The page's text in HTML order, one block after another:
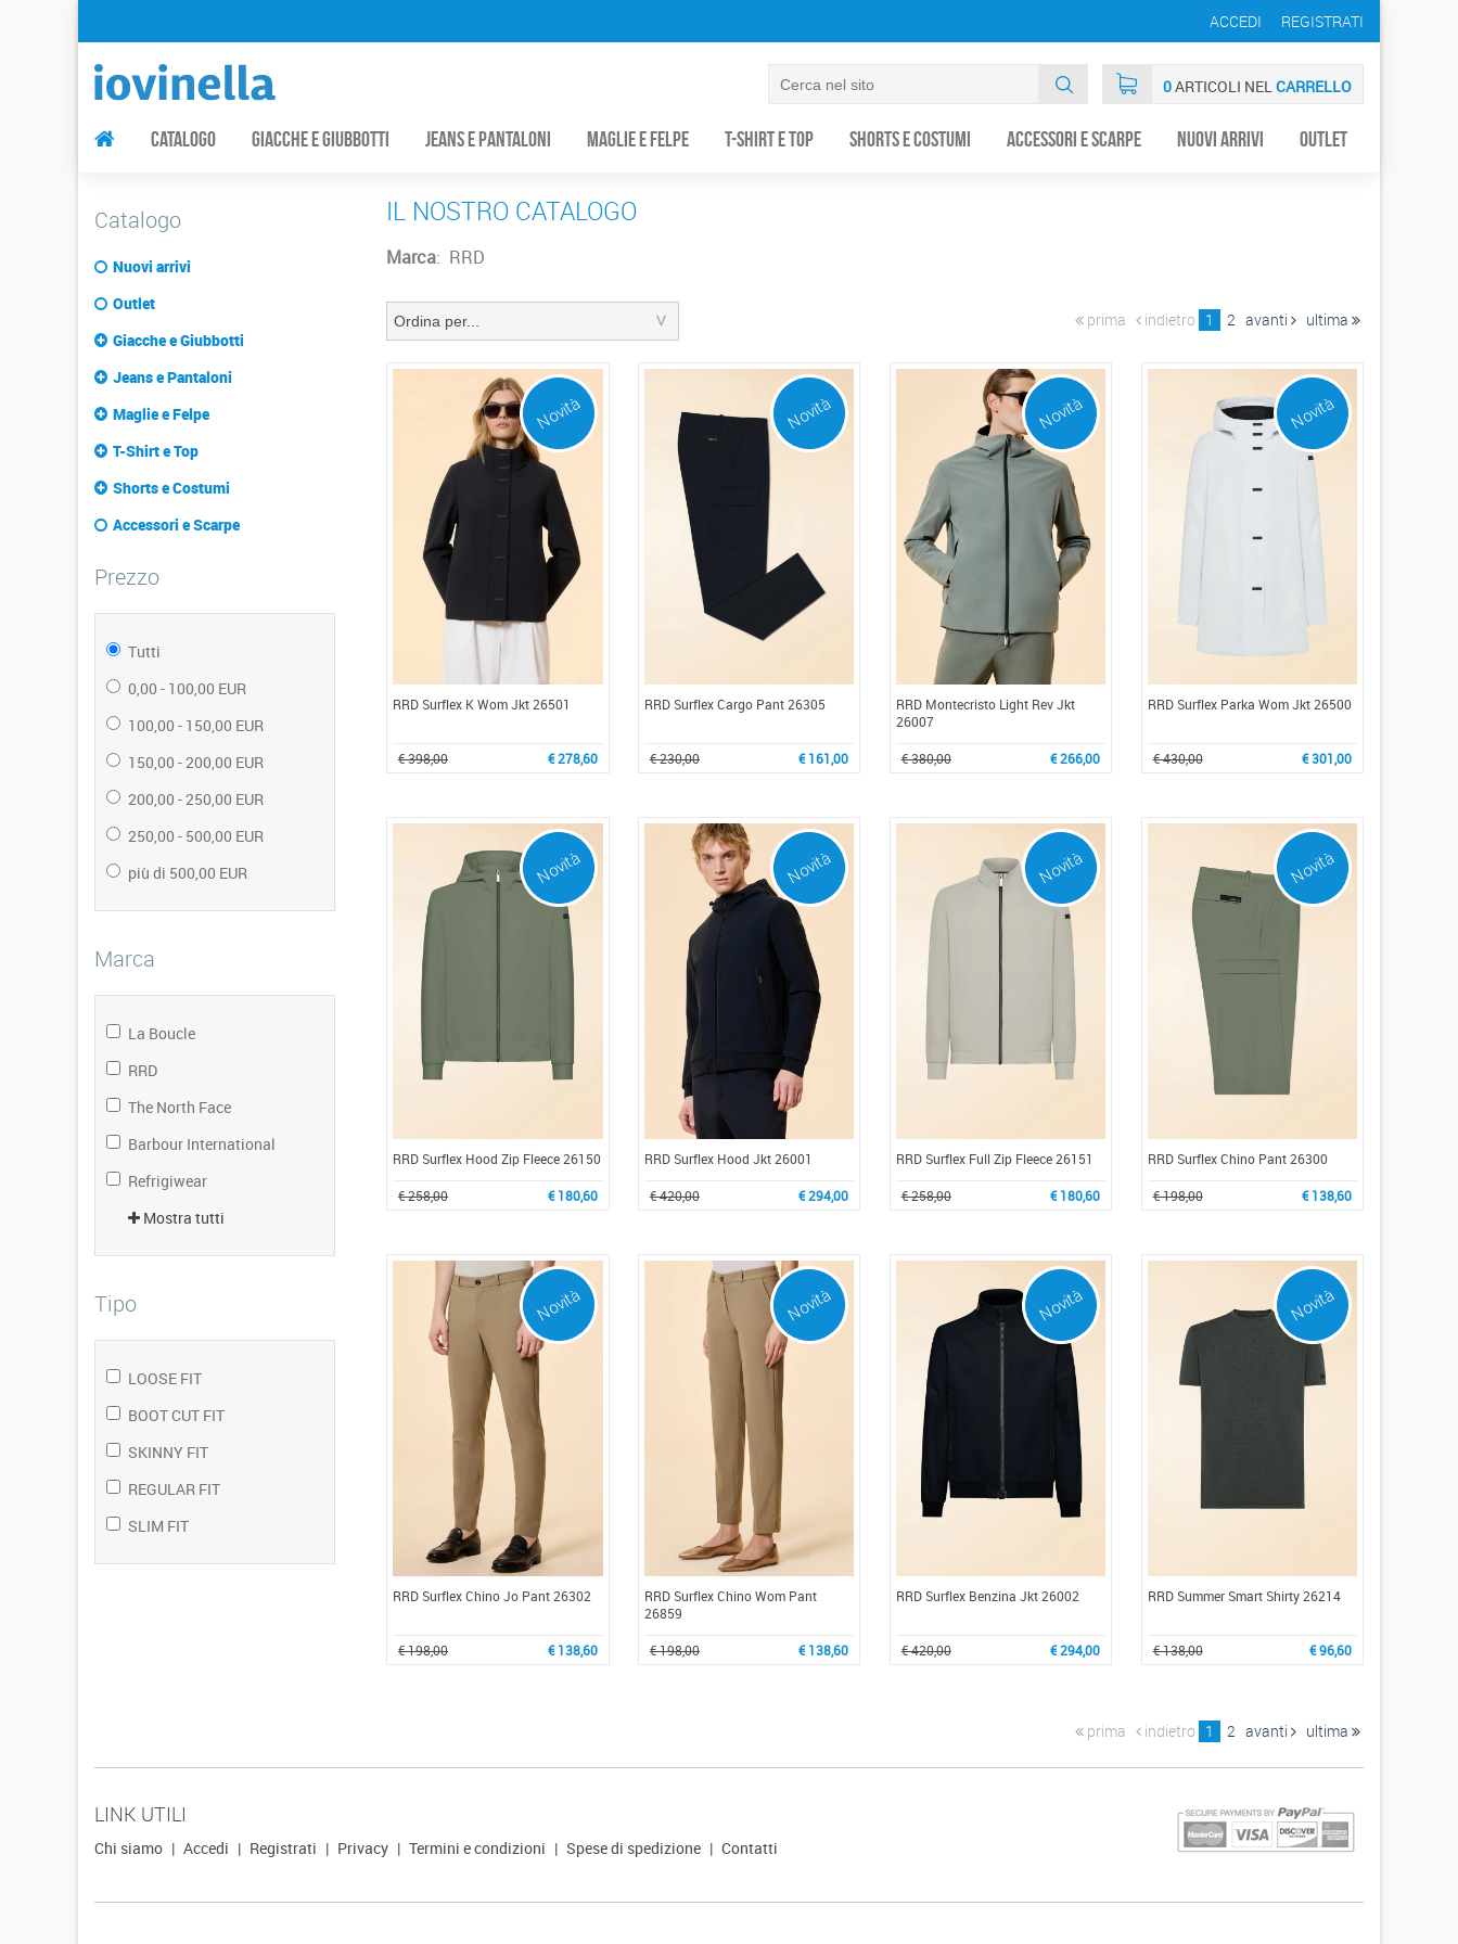
ACCEDI REGISTRATI
0ARTICOLI NELCARRELLO
catalogo Giacche e Giubbotti Jeans e Pantaloni Maglie e Felpe T-Shirt e Top Shorts e Costumi Accessori e Scarpe Nuovi arrivi Outlet
Catalogo
Nuovi arrivi
Outlet
Giacche e Giubbotti
Jeans e Pantaloni
Maglie e Felpe
T-Shirt e Top
Shorts e Costumi
Accessori e Scarpe
Prezzo
Tutti
0,00 - 100,00 EUR
100,00 - 150,00 EUR
150,00 - 200,00 EUR
200,00 - 250,00 EUR
250,00 - 500,00 EUR
più di 500,00 EUR
Marca
La Boucle
RRD
The North Face
Barbour International
Refrigiwear
Mostra tutti
Tipo
LOOSE FIT
BOOT CUT FIT
SKINNY FIT
REGULAR FIT
SLIM FIT
IL NOSTRO CATALOGO
Marca: RRD
prima indietro 1 2 avanti ultima
Novità
RRD Surflex K Wom Jkt 26501
€ 398,00 € 278,60
Novità
RRD Surflex Cargo Pant 26305
€ 230,00 € 161,00
Novità
RRD Montecristo Light Rev Jkt
26007
€ 380,00 € 266,00
Novità
RRD Surflex Parka Wom Jkt 26500
€ 430,00 € 301,00
Novità
RRD Surflex Hood Zip Fleece 26150
€ 258,00 € 180,60
Novità
RRD Surflex Hood Jkt 26001
€ 420,00 € 294,00
Novità
RRD Surflex Full Zip Fleece 26151
€ 258,00 € 180,60
Novità
RRD Surflex Chino Pant 26300
€ 198,00 € 138,60
Novità
RRD Surflex Chino Jo Pant 26302
€ 198,00 € 138,60
Novità
RRD Surflex Chino Wom Pant
26859
€ 198,00 € 138,60
Novità
RRD Surflex Benzina Jkt 26002
€ 420,00 € 294,00
Novità
RRD Summer Smart Shirty 26214
€ 138,00 € 96,60
prima indietro 1 2 avanti ultima
LINK UTILI
Chi siamo | Accedi | Registrati | Privacy | Termini e condizioni | Spese di spedizione | Contatti